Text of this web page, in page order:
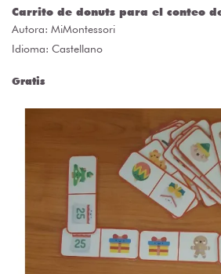
Carrito de donuts para el conteo
Autora: MiMontessori
Idioma: Castellano
Gratis